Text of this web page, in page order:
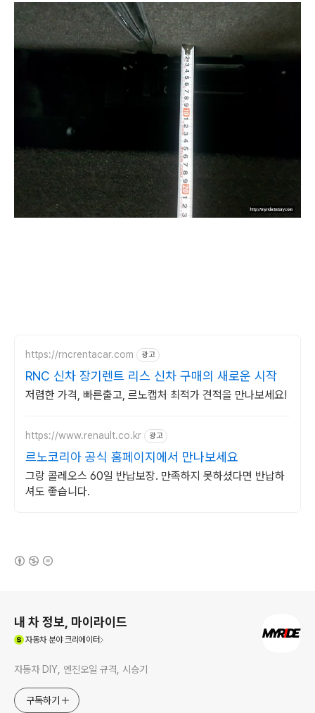
https://rncrentacar.com 광고
RNC 신차 장기렌트 리스 신차 구매의 새로운 시작
저렴한 가격, 빠른출고, 르노캡처 최적가 견적을 만나보세요!
https://www.renault.co.kr 광고
르노코리아 공식 홈페이지에서 만나보세요
그랑 콜레오스 60일 반납보장. 만족하지 못하셨다면 반납하
셔도 좋습니다.
내 차 정보, 마이라이드
자동차분야 크리에이터
자동차 DIY, 엔진오일 규격, 시승기
구독하기